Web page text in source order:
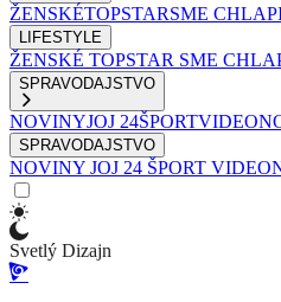
ŽENSKÉTOPSTARSME
LIFESTYLE
ŽENSKÉ TOPSTAR SME
SPRAVODAJSTVO
NOVINYJOJ 24ŠPORT
SPRAVODAJSTVO
NOVINY JOJ 24 ŠPORT
Svetlý Dizajn